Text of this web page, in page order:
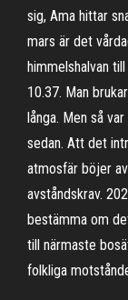
sig, Ama hittar
mars är det
himmelshalvan
10.37. Man
långa. Men så
sedan. Att det
atmosfär böjer
avståndskrav.
bestämma om
till närmaste
folkliga